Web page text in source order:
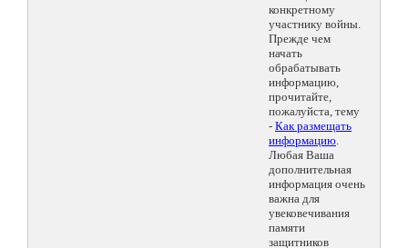
конкретному
участнику войны.
Прежде чем
начать
обрабатывать
информацию,
прочитайте,
пожалуйста, тему
- Как размещать
информацию.
Любая Ваша
дополнительная
информация очень
важна для
увековечивания
памяти
защитников